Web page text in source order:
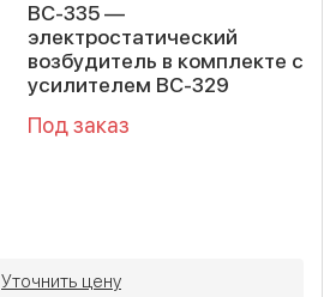
ВС-335 —
электростатический
возбудитель в комплекте с
усилителем ВС-329
Под заказ
Уточнить цену